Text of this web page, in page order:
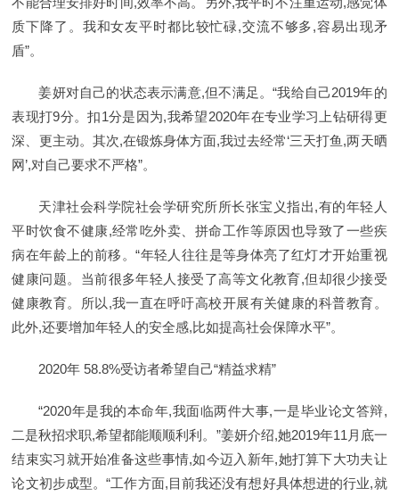
质下降了。我和女友平时都比较忙碌,交流不够多,容易出现矛
盾”。
姜妍对自己的状态表示满意,但不满足。“我给自己2019年的
表现打9分。扣1分是因为,我希望2020年在专业学习上钻研得更
深、更主动。其次,在锻炼身体方面,我过去经常‘三天打鱼,两天晒
网’,对自己要求不严格”。
天津社会科学院社会学研究所所长张宝义指出,有的年轻人
平时饮食不健康,经常吃外卖、拼命工作等原因也导致了一些疾
病在年龄上的前移。“年轻人往往是等身体亮了红灯才开始重视
健康问题。当前很多年轻人接受了高等文化教育,但却很少接受
健康教育。所以,我一直在呼吁高校开展有关健康的科普教育。
此外,还要增加年轻人的安全感,比如提高社会保障水平”。
2020年 58.8%受访者希望自己“精益求精”
“2020年是我的本命年,我面临两件大事,一是毕业论文答辩,
二是秋招求职,希望都能顺顺利利。”姜妍介绍,她2019年11月底一
结束实习就开始准备这些事情,如今迈入新年,她打算下大功夫让
论文初步成型。“工作方面,目前我还没有想好具体想进的行业,就